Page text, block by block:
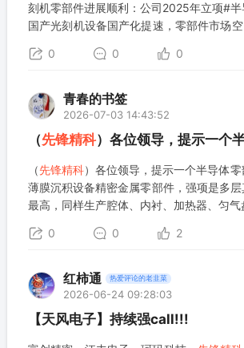
刻机零部件进展顺利：公司2025年立项#
国产光刻机设备国产化提速，零部件市场
0 0 0
青春的书签
2026-07-03 14:43:52
（先锋精科）各位领导，提示一个
（先锋精科）各位领导，提示一个半导体
薄膜沉积设备精密金属零部件，强项是多
最高，同样生产腔体、内衬、加热器、匀
0 0 2
红柿通 热爱评论的老韭菜
2026-06-24 09:28:03
【天风电子】持续强call!!!